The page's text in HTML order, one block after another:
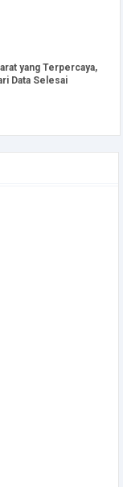
yang Terpercaya,
Data Selesai